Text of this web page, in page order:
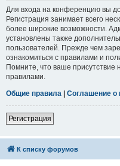
Для входа на конференцию вы
Регистрация занимает всего
более широкие возможности.
установлены также
пользователей. Прежде чем
ознакомиться с правилами и
Помните, что ваше присутствие
правилами.
Общие правила | Соглашение о
Регистрация
К списку форумов